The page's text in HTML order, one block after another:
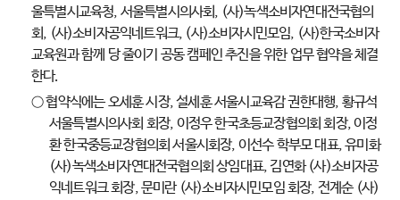
울특별시교육청, 서울특별시의사회, (사)녹색소비자연대전국협의
회, (사)소비자공익네트워크, (사)소비자시민모임, (사)한국소비자
교육원과 함께 당 줄이기 공동 캠페인 추진을 위한 업무 협약을 체결
한다.
○ 협약식에는 오세훈 시장, 설세훈 서울시교육감 권한대행, 황규석
서울특별시의사회 회장, 이정우 한국초등교장협의회 회장, 이정
환 한국중등교장협의회 서울시회장, 이선수 학부모 대표, 유미화
(사)녹색소비자연대전국협의회 상임대표, 김연화 (사)소비자공
익네트워크 회장, 문미란 (사)소비자시민모임 회장, 전계순 (사)